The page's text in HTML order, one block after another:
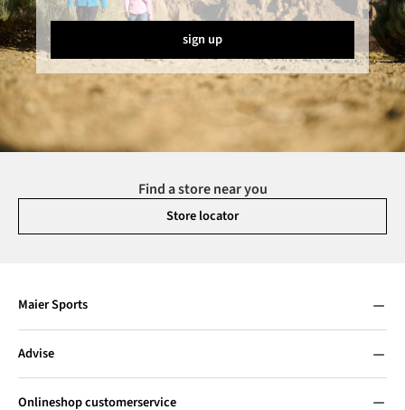
sign up
Find a store near you
Store locator
Maier Sports
Advise
Onlineshop customerservice